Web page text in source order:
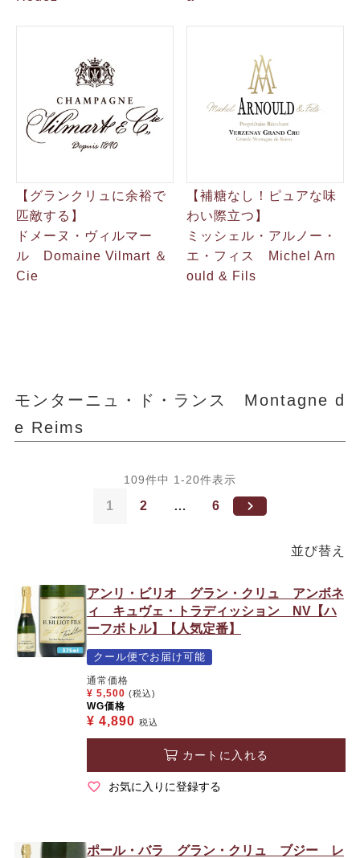
【グランクリュに余裕で
匹敵する】
ドメーヌ・ヴィルマー
ル Domaine Vilmart ＆
Cie
【補糖なし！ピュアな味
わい際立つ】
ミッシェル・アルノー・
エ・フィス Michel Arn
ould & Fils
モンターニュ・ド・ランス Montagne d
e Reims
並び替え
109件中 1 -20件表示
1 2 … 6
アンリ・ビリオ グラン・クリュ アンボネ
ィ キュヴェ・トラディッション NV【ハ
ーフボトル】【人気定番】
クール便でお届け可能
通常価格
¥ 5,500 (税込)
WG価格
¥ 4,890 税込
カートに入れる
お気に入りに登録する
ポール・バラ グラン・クリュ ブジー レ